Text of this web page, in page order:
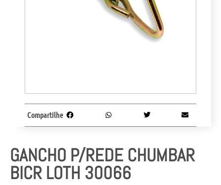
GANCHO P/REDE CHUMBAR
BICR LOTH 30066
Compartilhe